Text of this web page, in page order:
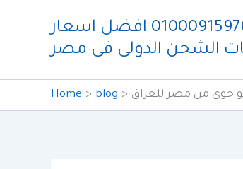
شركة ايدو للشحن الدولي 01000915976 افضل اسعار
الشحن الدولى فى مصر
Home blog جوى من مصر للعراق